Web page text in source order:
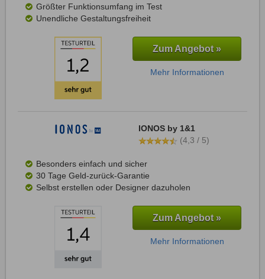
Größter Funktionsumfang im Test
Unendliche Gestaltungsfreiheit
Zum Angebot »
Mehr Informationen
IONOS by 1&1
(4,3 / 5)
Besonders einfach und sicher
30 Tage Geld-zurück-Garantie
Selbst erstellen oder Designer dazuholen
Zum Angebot »
Mehr Informationen